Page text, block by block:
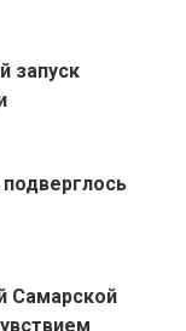
запуск
Самарской